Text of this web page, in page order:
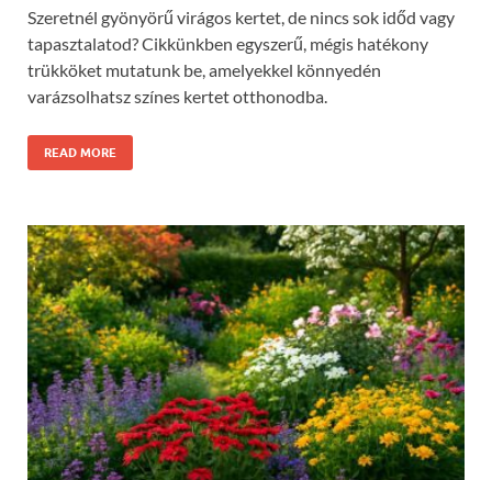
Szeretnél gyönyörű virágos kertet, de nincs sok időd vagy
tapasztalatod? Cikkünkben egyszerű, mégis hatékony
trükköket mutatunk be, amelyekkel könnyedén
varázsolhatsz színes kertet otthonodba.
READ MORE